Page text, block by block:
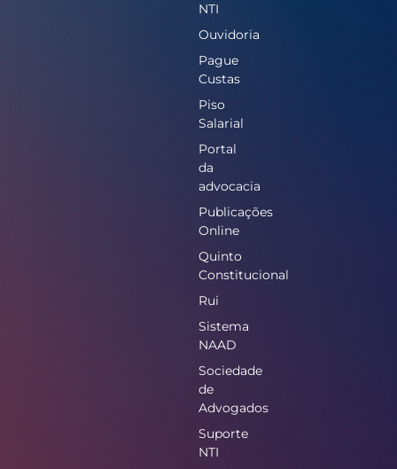
NTI
Ouvidoria
Pague
Custas
Piso
Salarial
Portal
da
advocacia
Publicações
Online
Quinto
Constitucional
Rui
Sistema
NAAD
Sociedade
de
Advogados
Suporte
NTI